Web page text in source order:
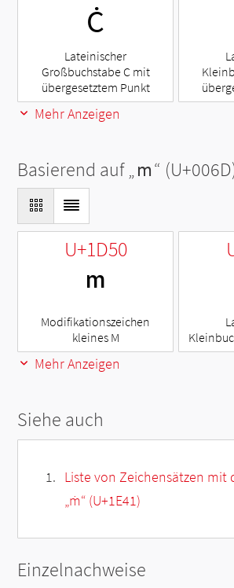
Ċ
Lateinischer
Großbuchstabe C mit
übergesetztem Punkt
Mehr Anzeigen
Basierend auf „m“
U+1D50
ᵐ
Modifikationszeichen
kleines M
Mehr Anzeigen
Siehe auch
Liste von Zeichensätzen mit
„ṁ“ (U+1E41)
Einzelnachweise